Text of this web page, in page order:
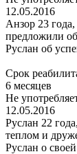
12.05.2016
Анзор 23
предложили
Руслан об
Срок
6 месяцев
Не
12.05.2016
Руслан 22
теплом и
Руслан о